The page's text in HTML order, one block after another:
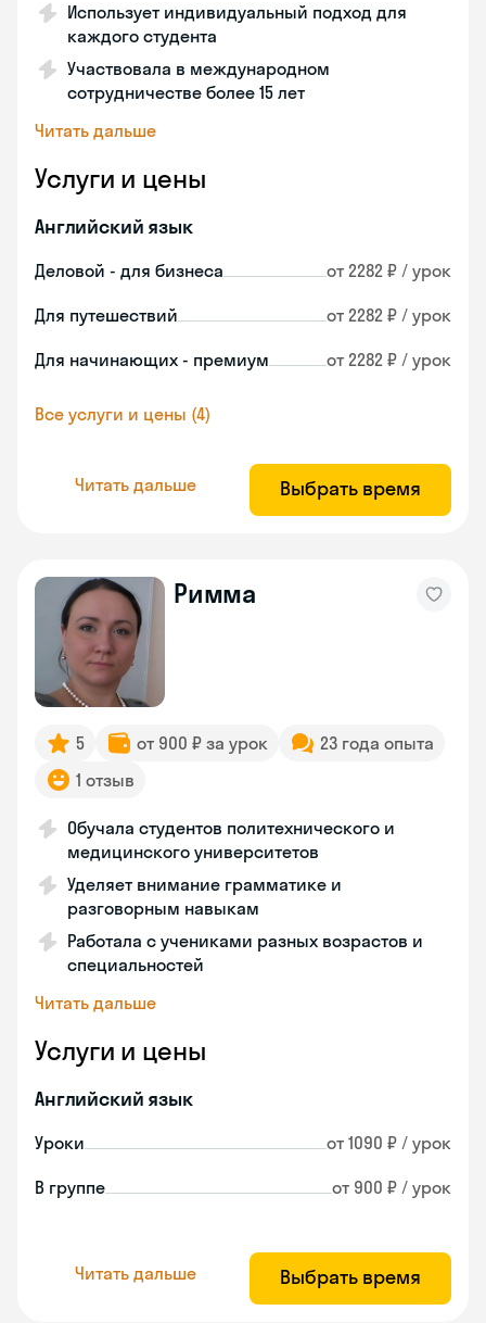
Использует индивидуальный подход для
каждого студента
Участвовала в международном
сотрудничестве более 15 лет
Читать дальше
Услуги и цены
Английский язык
Деловой - для бизнеса от 2282 ₽ / урок
Для путешествий от 2282 ₽ / урок
Для начинающих - премиум от 2282 ₽ / урок
Все услуги и цены (4)
Читать дальше Выбрать время
Римма
5 от 900 ₽ за урок
23 года опыта
1 отзыв
Обучала студентов политехнического и
медицинского университетов
Уделяет внимание грамматике и
разговорным навыкам
Работала с учениками разных возрастов и
специальностей
Читать дальше
Услуги и цены
Английский язык
Уроки от 1090 ₽ / урок
В группе от 900 ₽ / урок
Читать дальше Выбрать время